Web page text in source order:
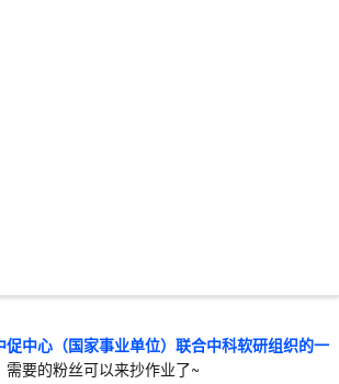
中心（国家事业单位）联合中科软研组织的一
需要的粉丝可以来抄作业了~